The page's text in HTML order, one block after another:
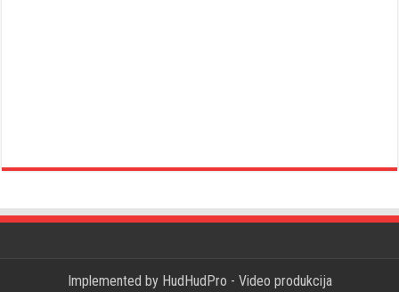
Implemented by HudHudPro - Video produkcija